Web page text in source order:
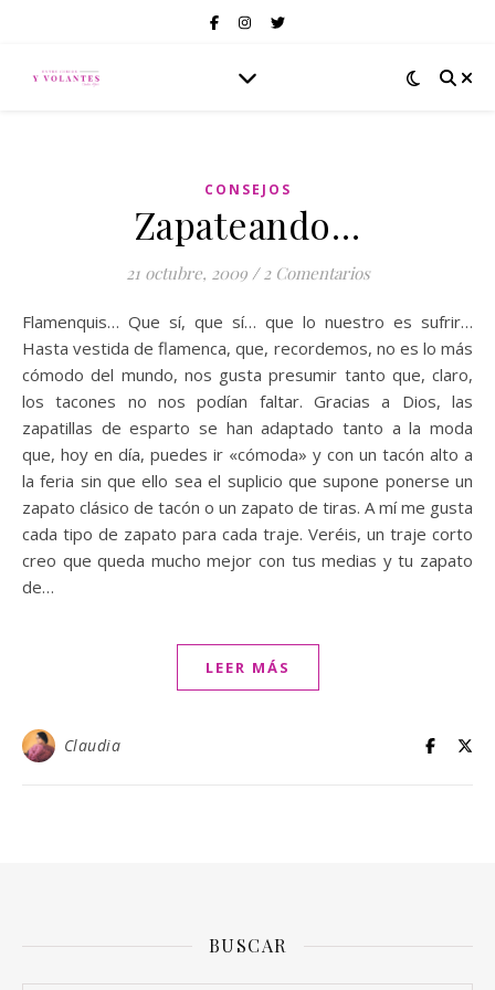
CONSEJOS
Zapateando…
21 octubre, 2009 / 2 Comentarios
Flamenquis… Que sí, que sí… que lo nuestro es sufrir…
Hasta vestida de flamenca, que, recordemos, no es lo más
cómodo del mundo, nos gusta presumir tanto que, claro,
los tacones no nos podían faltar. Gracias a Dios, las
zapatillas de esparto se han adaptado tanto a la moda
que, hoy en día, puedes ir «cómoda» y con un tacón alto a
la feria sin que ello sea el suplicio que supone ponerse un
zapato clásico de tacón o un zapato de tiras. A mí me gusta
cada tipo de zapato para cada traje. Veréis, un traje corto
creo que queda mucho mejor con tus medias y tu zapato
de…
LEER MÁS
Claudia
BUSCAR